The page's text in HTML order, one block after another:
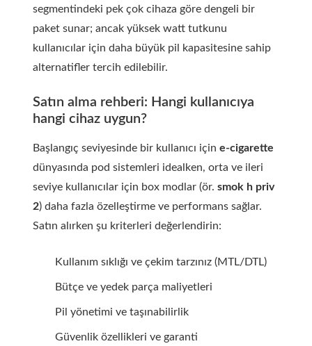
segmentindeki pek çok cihaza göre dengeli bir
paket sunar; ancak yüksek watt tutkunu
kullanıcılar için daha büyük pil kapasitesine sahip
alternatifler tercih edilebilir.
Satın alma rehberi: Hangi kullanıcıya
hangi cihaz uygun?
Başlangıç seviyesinde bir kullanıcı için e-cigarette
dünyasında pod sistemleri idealken, orta ve ileri
seviye kullanıcılar için box modlar (ör. smok h priv
2) daha fazla özelleştirme ve performans sağlar.
Satın alırken şu kriterleri değerlendirin:
Kullanım sıklığı ve çekim tarzınız (MTL/DTL)
Bütçe ve yedek parça maliyetleri
Pil yönetimi ve taşınabilirlik
Güvenlik özellikleri ve garanti